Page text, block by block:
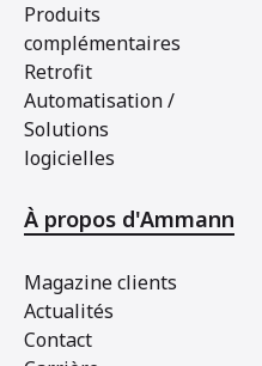
Produits
complémentaires
Retrofit
Automatisation /
Solutions
logicielles
À propos d'Ammann
Magazine clients
Actualités
Contact